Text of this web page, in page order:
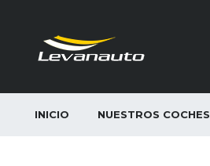
INICIO NUESTROS COCHES